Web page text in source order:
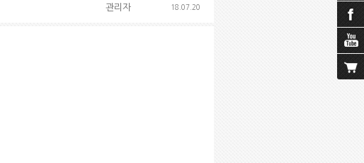
관리자 18.07.20